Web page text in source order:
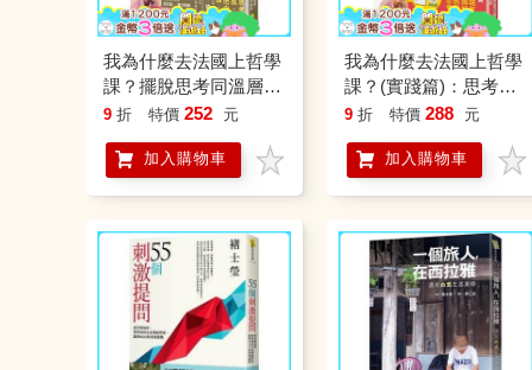
我為什麼去法國上哲學
課？擺脫思考同溫層，
拆穿自我的誠實之旅
9 折 特價 252 元
加入購物車
我為什麼去法國上哲學
課？(實踐篇)：思考讓
我自由，學會面對複雜
定
9 折 特價 288 元
加入購物車